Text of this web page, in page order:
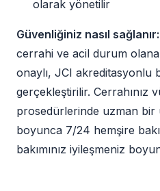
olarak yönetilir
Güvenliğiniz nasıl sağlanır:
cerrahi ve acil durum
onaylı, JCI akreditasyonlu
gerçekleştirilir. Cerrahınız
prosedürlerinde uzman bir
boyunca 7/24 hemşire
bakımınız iyileşmeniz